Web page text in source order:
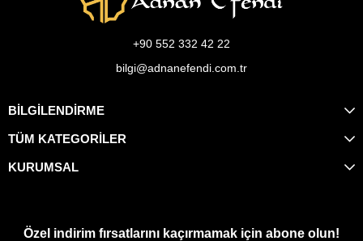
+90 552 332 42 22
bilgi@adnanefendi.com.tr
BİLGİLENDİRME
TÜM KATEGORİLER
KURUMSAL
Özel indirim fırsatlarını kaçırmamak için abone olun!